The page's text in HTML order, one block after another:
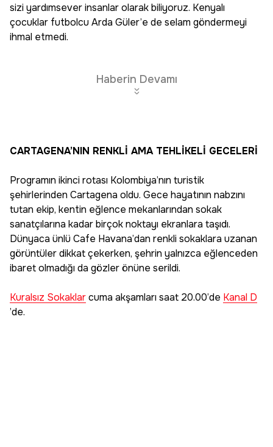
sizi yardımsever insanlar olarak biliyoruz. Kenyalı
çocuklar futbolcu Arda Güler’e de selam göndermeyi
ihmal etmedi.
Haberin Devamı
CARTAGENA’NIN RENKLİ AMA TEHLİKELİ GECELERİ
Programın ikinci rotası Kolombiya’nın turistik
şehirlerinden Cartagena oldu. Gece hayatının nabzını
tutan ekip, kentin eğlence mekanlarından sokak
sanatçılarına kadar birçok noktayı ekranlara taşıdı.
Dünyaca ünlü Cafe Havana’dan renkli sokaklara uzanan
görüntüler dikkat çekerken, şehrin yalnızca eğlenceden
ibaret olmadığı da gözler önüne serildi.
Kuralsız Sokaklarcuma akşamları saat 20.00’de Kanal D
’de.